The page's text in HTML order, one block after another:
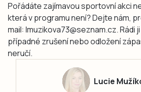
Pořádáte zajímavou sportovní akci
která v programu není? Dejte nám,
mail: lmuzikova73@seznam.cz. Rádi
případné zrušení nebo odložení
neručí.
Lucie